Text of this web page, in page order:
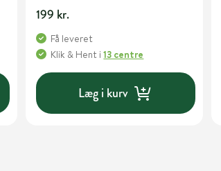
199 kr.
Få leveret
Klik & Hent i13 centre
Læg i kurv